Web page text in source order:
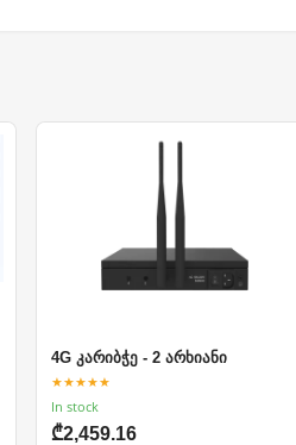
4G კარიბჭე - 2 არხიანი
★★★★★
In stock
₾2,459.16